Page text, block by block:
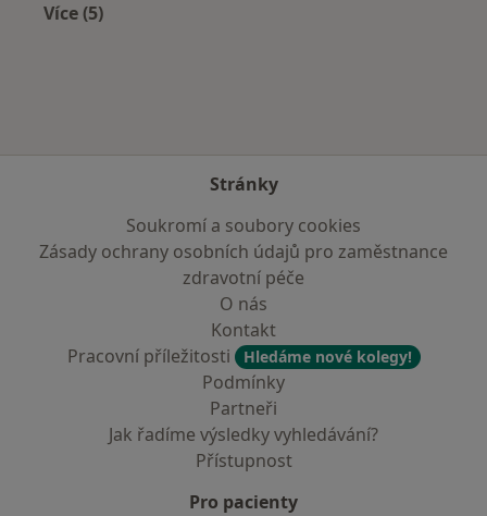
Více (5)
Stránky
Soukromí a soubory cookies
Zásady ochrany osobních údajů pro zaměstnance
zdravotní péče
O nás
Kontakt
Pracovní příležitosti
Hledáme nové kolegy!
Podmínky
Partneři
Jak řadíme výsledky vyhledávání?
Přístupnost
Pro pacienty